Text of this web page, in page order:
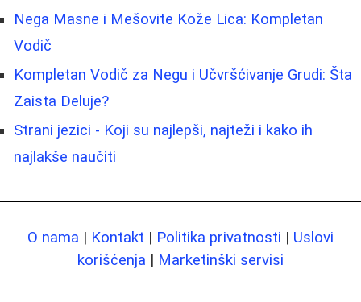
Nega Masne i Mešovite Kože Lica: Kompletan
Vodič
Kompletan Vodič za Negu i Učvršćivanje Grudi: Šta
Zaista Deluje?
Strani jezici - Koji su najlepši, najteži i kako ih
najlakše naučiti
O nama | Kontakt | Politika privatnosti | Uslovi
korišćenja | Marketinški servisi